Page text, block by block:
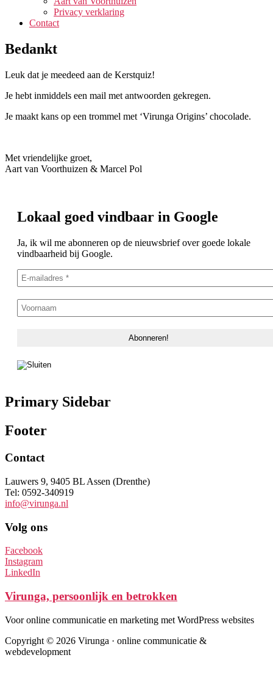
Privacy verklaring
Contact
Bedankt
Leuk dat je meedeed aan de Kerstquiz!
Je hebt inmiddels een mail met antwoorden gekregen.
Je maakt kans op een trommel met ‘Virunga Origins’ chocolade.
Met vriendelijke groet,
Aart van Voorthuizen & Marcel Pol
Lokaal goed vindbaar in Google
Ja, ik wil me abonneren op de nieuwsbrief over goede lokale
vindbaarheid bij Google.
Primary Sidebar
Footer
Contact
Lauwers 9, 9405 BL Assen (Drenthe)
Tel: 0592-340919
info@virunga.nl
Volg ons
Facebook
Instagram
LinkedIn
Virunga, persoonlijk en betrokken
Voor online communicatie en marketing met WordPress websites
Copyright © 2026 Virunga · online communicatie &
webdevelopment